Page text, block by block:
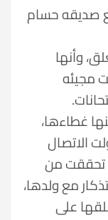
صديقه حسام
وأنها
مجيئه
غطاءها،
الاتصال
تحققت من
مع ولدها،
على